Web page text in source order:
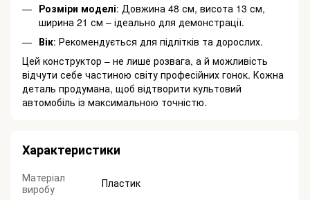
Розміри моделі: Довжина 48 см, висота 13 см,
ширина 21 см – ідеально для демонстрації.
Вік: Рекомендується для підлітків та дорослих.
Цей конструктор – не лише розвага, а й можливість
відчути себе частиною світу професійних гонок. Кожна
деталь продумана, щоб відтворити культовий
автомобіль із максимальною точністю.
Характеристики
Матеріал
виробу
Пластик